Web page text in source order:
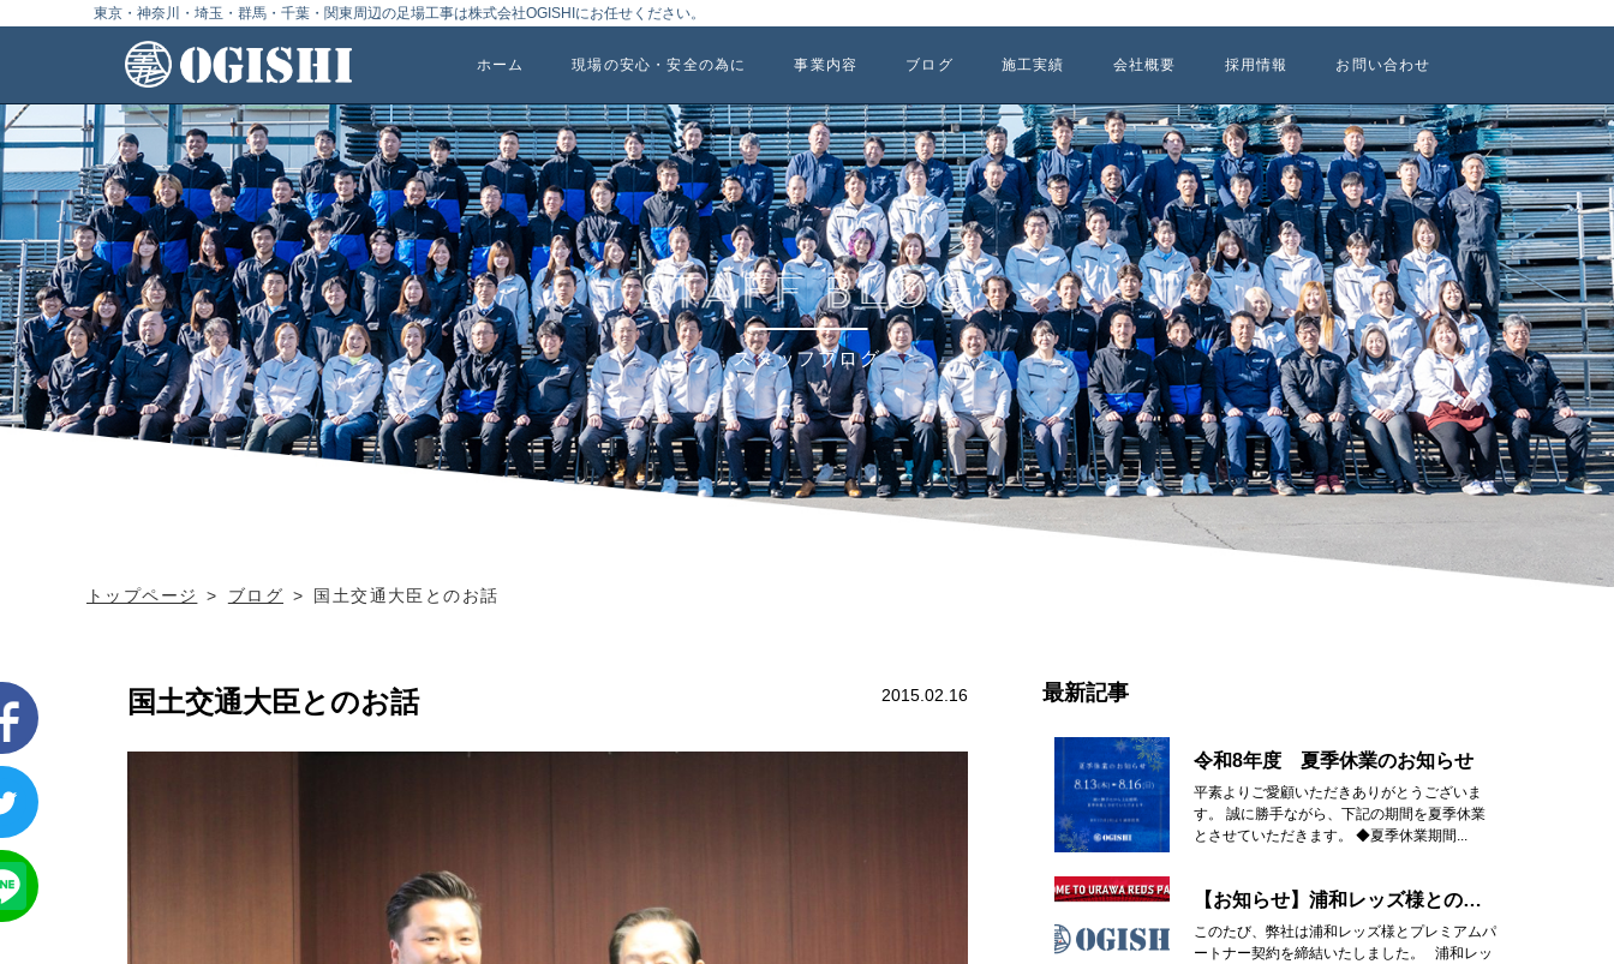
東京・神奈川・埼玉・群馬・千葉・関東周辺の足場工事は株式会社OGISHIにお任せください。
ホーム 現場の安心・安全の為に 事業内容 ブログ 施工実績 会社概要 採用情報 お問い合わせ
スタッフブログ
トップページ ブログ 国土交通大臣とのお話
国土交通大臣とのお話 2015.02.16 最新記事
令和8年度 夏季休業のお知らせ
平素よりご愛顧いただきありがとうございま
す。 誠に勝手ながら、下記の期間を夏季休業
とさせていただきます。 ◆夏季休業期間...
【お知らせ】浦和レッズ様とのプレミアムパートナー契約締結
このたび、弊社は浦和レッズ様とプレミアムパ
ートナー契約を締結いたしました。 浦和レッ